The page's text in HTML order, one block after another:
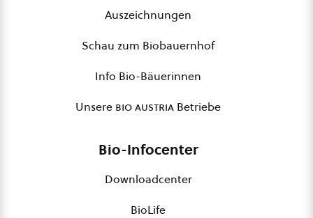
Auszeichnungen
Schau zum Biobauernhof
Info Bio-Bäuerinnen
Unsere bio austria Betriebe
Bio-Infocenter
Downloadcenter
BioLife